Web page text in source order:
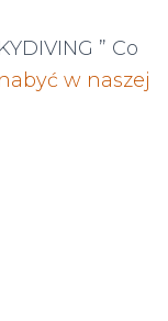
” Co
w naszej